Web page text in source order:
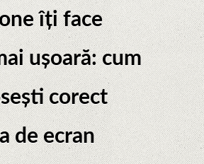
îți face
ușoară: cum
corect
de ecran